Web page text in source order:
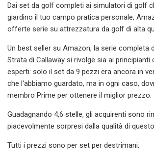
Dai set da golf completi ai simulatori di golf
giardino il tuo campo pratica personale,
offerte serie su attrezzatura da golf di alta
Un best seller su Amazon, la serie completa
Strata di Callaway si rivolge sia ai principianti
esperti: solo il set da 9 pezzi era ancora in
che l'abbiamo guardato, ma in ogni caso,
membro Prime per ottenere il miglior prezzo.
Guadagnando 4,6 stelle, gli acquirenti sono
piacevolmente sorpresi dalla qualità di
Tutti i prezzi sono per set per destrimani.